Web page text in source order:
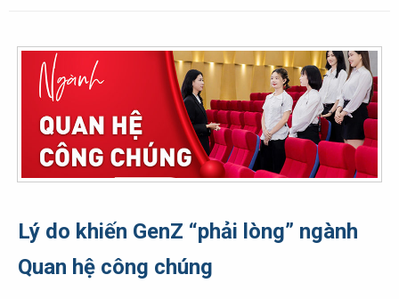
Lý do khiến GenZ “phải lòng” ngành
Quan hệ công chúng